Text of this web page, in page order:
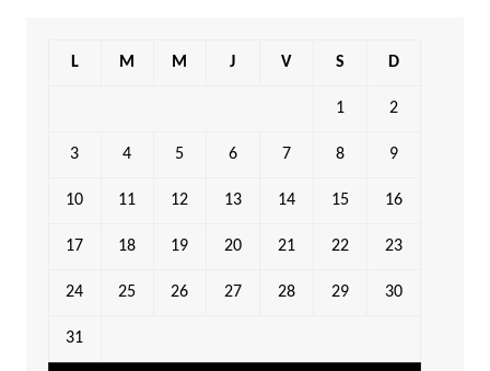
L M M J V S D
1 2
3 4 5 6 7 8 9
10 11 12 13 14 15 16
17 18 19 20 21 22 23
24 25 26 27 28 29 30
31